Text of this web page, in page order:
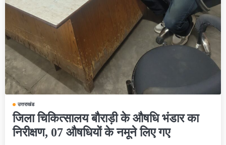
उत्तराखंड
जिला चिकित्सालय बौराड़ी के औषधि भंडार का
निरीक्षण, 07 औषधियों के नमूने लिए गए